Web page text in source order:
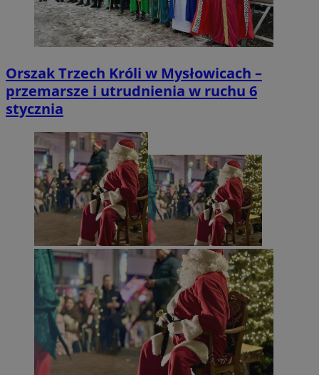
Orszak Trzech Króli w Mysłowicach –
przemarsze i utrudnienia w ruchu 6
stycznia